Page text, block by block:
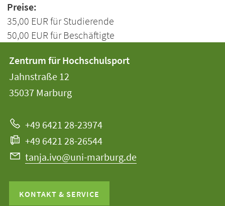
Preise:
35,00 EUR für Studierende
50,00 EUR für Beschäftigte
Kontakt
und
Informationen
Website
der
Universität
Marburg
Zentrum für Hochschulsport
Jahnstraße 12
35037 Marburg
+49 6421 28-23974
+49 6421 28-26544
tanja.ivo@uni-marburg.de
KONTAKT & SERVICE